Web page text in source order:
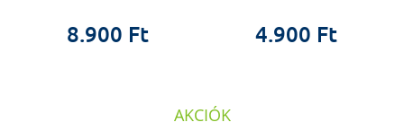
8.900 Ft 4.900 Ft
AKCIÓK